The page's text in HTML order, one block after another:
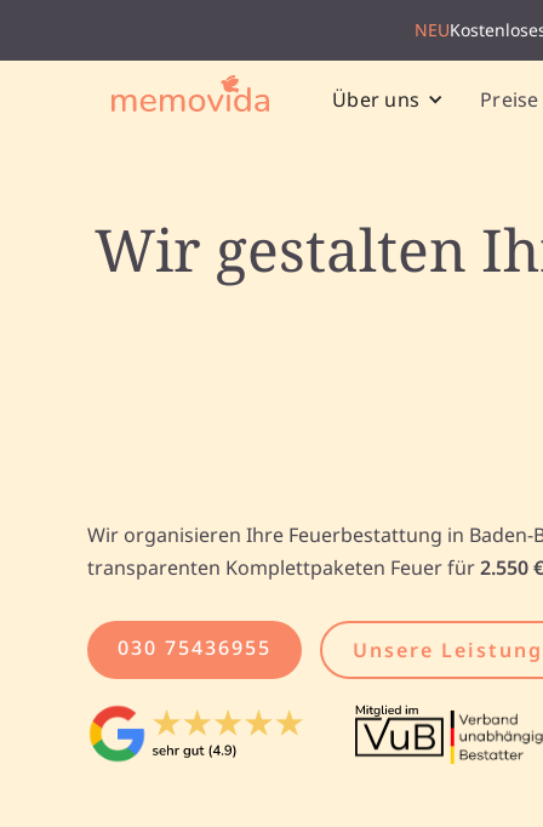
NEU
Über uns Preise
Wir gestalten
Wir organisieren Ihre Feuerbestattung in Baden-
transparenten Komplettpaketen Feuer für2.550 €
030 75436955 Unsere